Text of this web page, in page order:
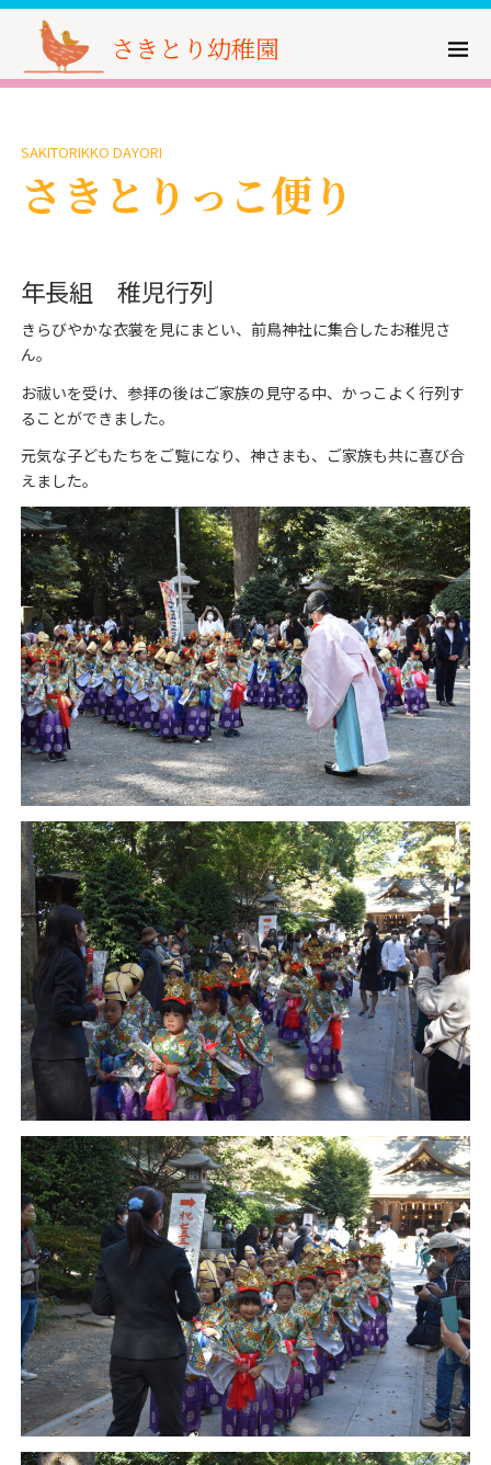
さきとり幼稚園
SAKITORIKKO DAYORI
さきとりっこ便り
年長組 稚児行列
きらびやかな衣裳を見にまとい、前鳥神社に集合したお稚児さ
ん。
お祓いを受け、参拝の後はご家族の見守る中、かっこよく行列す
ることができました。
元気な子どもたちをご覧になり、神さまも、ご家族も共に喜び合
えました。